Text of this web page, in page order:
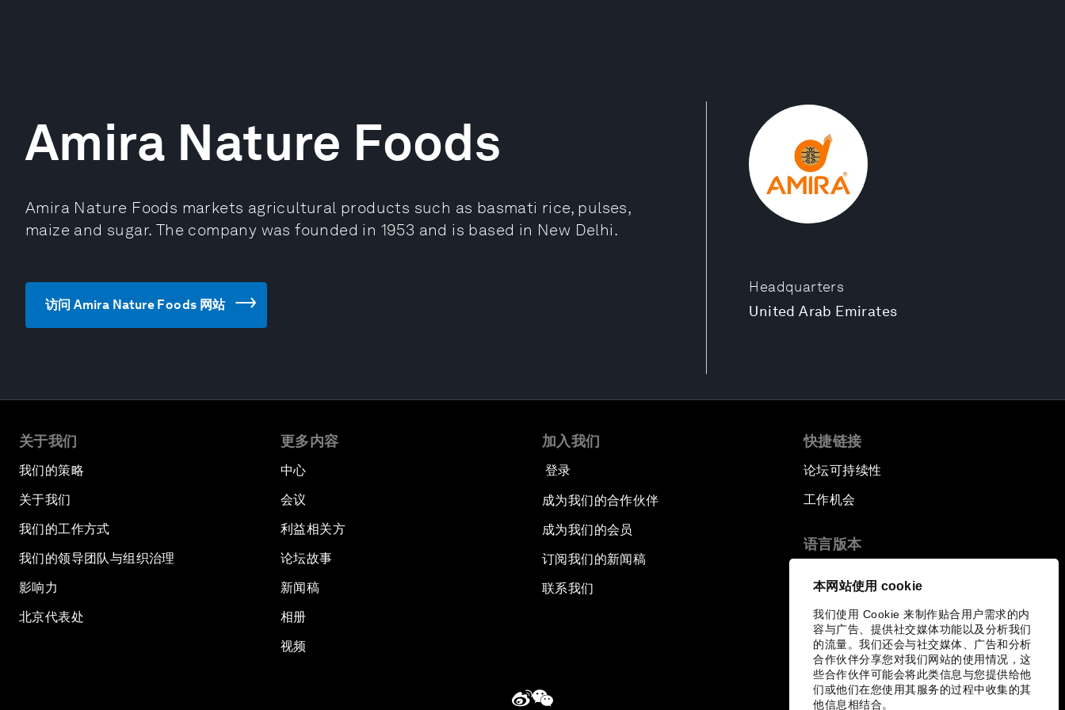
本网站使用 cookie
我们使用 Cookie 来制作贴合用户需求的内
容与广告、提供社交媒体功能以及分析我们
的流量。我们还会与社交媒体、广告和分析
合作伙伴分享您对我们网站的使用情况，这
些合作伙伴可能会将此类信息与您提供给他
们或他们在您使用其服务的过程中收集的其
他信息相结合。
Headquarters
United Arab Emirates
Amira Nature Foods
Amira Nature Foods markets agricultural products such as basmati rice, pulses,
maize and sugar. The company was founded in 1953 and is based in New Delhi.
访问 Amira Nature Foods 网站
关于我们
我们的策略
关于我们
我们的工作方式
我们的领导团队与组织治理
影响力
北京代表处
更多内容
中心
会议
利益相关方
论坛故事
新闻稿
相册
视频
加入我们
登录
成为我们的合作伙伴
成为我们的会员
订阅我们的新闻稿
联系我们
快捷链接
论坛可持续性
工作机会
语言版本